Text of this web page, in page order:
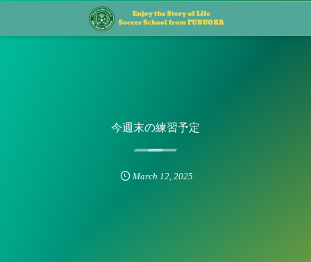
今週末の練習予定
March 12 ,2025